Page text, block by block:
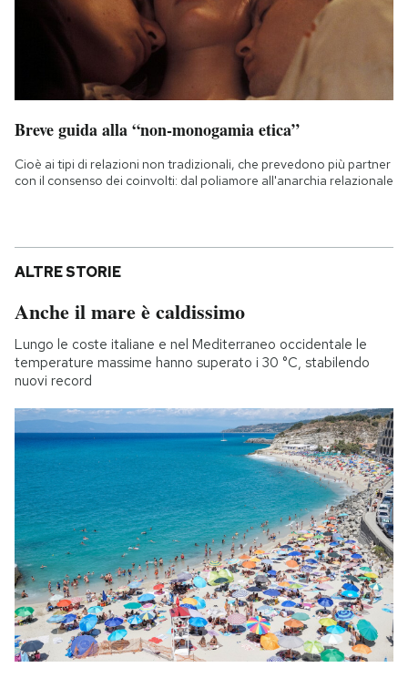
Breve guida alla “non-monogamia etica”
Cioè ai tipi di relazioni non tradizionali, che prevedono più partner
con il consenso dei coinvolti: dal poliamore all'anarchia relazionale
ALTRE STORIE
Anche il mare è caldissimo
Lungo le coste italiane e nel Mediterraneo occidentale le
temperature massime hanno superato i 30 °C, stabilendo
nuovi record